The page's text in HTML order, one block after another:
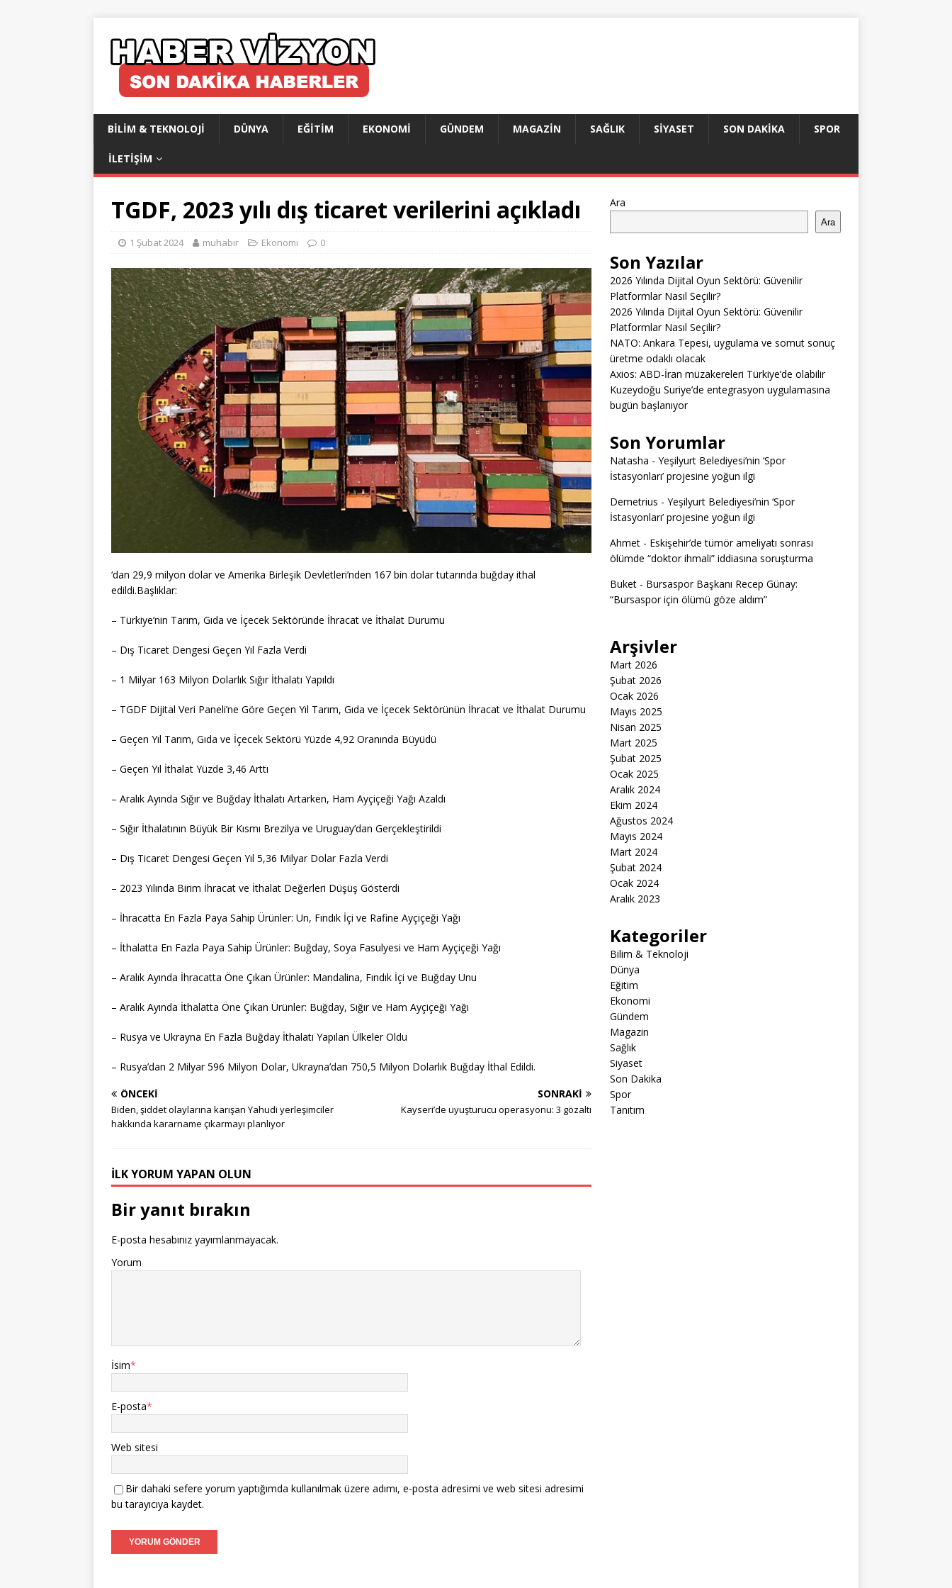
BILIM & TEKNOLOJI DÜNYA EĞITIM EKONOMI GÜNDEM MAGAZIN SAĞLIK SIYASET SON DAKIKA SPOR
İLETIŞIM
TGDF, 2023 yılı dış ticaret verilerini açıkladı
1 Şubat 2024 muhabir Ekonomi 0
‘dan 29,9 milyon dolar ve Amerika Birleşik Devletleri’nden 167 bin dolar tutarında buğday ithal
edildi.Başlıklar:
– Türkiye’nin Tarım, Gıda ve İçecek Sektöründe İhracat ve İthalat Durumu
– Dış Ticaret Dengesi Geçen Yıl Fazla Verdi
– 1 Milyar 163 Milyon Dolarlık Sığır İthalatı Yapıldı
– TGDF Dijital Veri Paneli’ne Göre Geçen Yıl Tarım, Gıda ve İçecek Sektörünün İhracat ve İthalat Durumu
– Geçen Yıl Tarım, Gıda ve İçecek Sektörü Yüzde 4,92 Oranında Büyüdü
– Geçen Yıl İthalat Yüzde 3,46 Arttı
– Aralık Ayında Sığır ve Buğday İthalatı Artarken, Ham Ayçiçeği Yağı Azaldı
– Sığır İthalatının Büyük Bir Kısmı Brezilya ve Uruguay’dan Gerçekleştirildi
– Dış Ticaret Dengesi Geçen Yıl 5,36 Milyar Dolar Fazla Verdi
– 2023 Yılında Birim İhracat ve İthalat Değerleri Düşüş Gösterdi
– İhracatta En Fazla Paya Sahip Ürünler: Un, Fındık İçi ve Rafine Ayçiçeği Yağı
– İthalatta En Fazla Paya Sahip Ürünler: Buğday, Soya Fasulyesi ve Ham Ayçiçeği Yağı
– Aralık Ayında İhracatta Öne Çıkan Ürünler: Mandalina, Fındık İçi ve Buğday Unu
– Aralık Ayında İthalatta Öne Çıkan Ürünler: Buğday, Sığır ve Ham Ayçiçeği Yağı
– Rusya ve Ukrayna En Fazla Buğday İthalatı Yapılan Ülkeler Oldu
– Rusya’dan 2 Milyar 596 Milyon Dolar, Ukrayna’dan 750,5 Milyon Dolarlık Buğday İthal Edildi.
ÖNCEKI
Biden, şiddet olaylarına karışan Yahudi yerleşimciler
hakkında kararname çıkarmayı planlıyor
SONRAKI
Kayseri’de uyuşturucu operasyonu: 3 gözaltı
İLK YORUM YAPAN OLUN
Bir yanıt bırakın
E-posta hesabınız yayımlanmayacak.
Yorum
İsim*
E-posta*
Web sitesi
Bir dahaki sefere yorum yaptığımda kullanılmak üzere adımı, e-posta adresimi ve web sitesi adresimi
bu tarayıcıya kaydet.
Ara
Ara
Son Yazılar
2026 Yılında Dijital Oyun Sektörü: Güvenilir
Platformlar Nasıl Seçilir?
2026 Yılında Dijital Oyun Sektörü: Güvenilir
Platformlar Nasıl Seçilir?
NATO: Ankara Tepesi, uygulama ve somut sonuç
üretme odaklı olacak
Axios: ABD-İran müzakereleri Türkiye’de olabilir
Kuzeydoğu Suriye’de entegrasyon uygulamasına
bugün başlanıyor
Son Yorumlar
Natasha - Yeşilyurt Belediyesi’nin ‘Spor
İstasyonları’ projesine yoğun ilgi
Demetrius - Yeşilyurt Belediyesi’nin ‘Spor
İstasyonları’ projesine yoğun ilgi
Ahmet- Eskişehir’de tümör ameliyatı sonrası
ölümde “doktor ihmali” iddiasına soruşturma
Buket- Bursaspor Başkanı Recep Günay:
“Bursaspor için ölümü göze aldım”
Arşivler
Mart 2026
Şubat 2026
Ocak 2026
Mayıs 2025
Nisan 2025
Mart 2025
Şubat 2025
Ocak 2025
Aralık 2024
Ekim 2024
Ağustos 2024
Mayıs 2024
Mart 2024
Şubat 2024
Ocak 2024
Aralık 2023
Kategoriler
Bilim & Teknoloji
Dünya
Eğitim
Ekonomi
Gündem
Magazin
Sağlık
Siyaset
Son Dakika
Spor
Tanıtım